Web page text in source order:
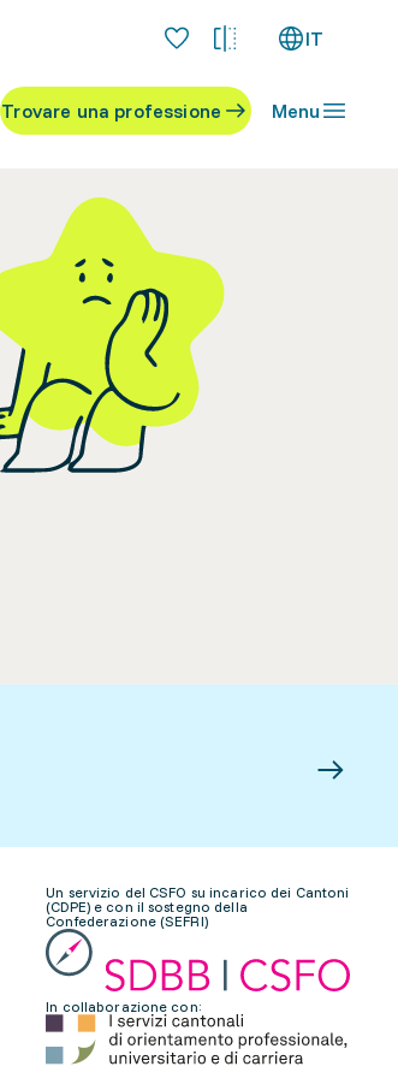
IT
Trovare una professione Menu
Un servizio del CSFO su incarico dei Cantoni
(CDPE) e con il sostegno della
Confederazione (SEFRI)
In collaborazione con: